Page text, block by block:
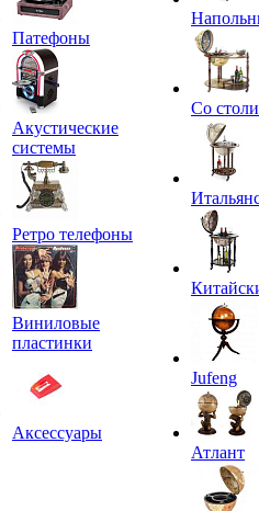
Патефоны
Акустические
системы
Ретро телефоны
Виниловые
пластинки
Аксессуары
Со
Jufeng
Атлант